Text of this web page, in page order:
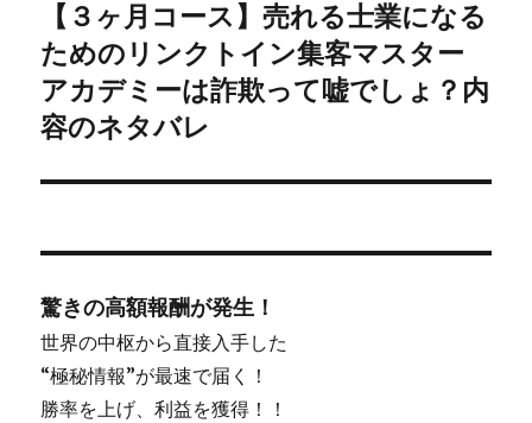
ー
シ
ョ
ン
の
投
稿:
【３ヶ月コース】売れる士業になる
ためのリンクトイン集客マスター
アカデミーは詐欺って嘘でしょ？内
容のネタバレ
驚きの高額報酬が発生！
世界の中枢から直接入手した
“極秘情報”が最速で届く！
勝率を上げ、利益を獲得！！